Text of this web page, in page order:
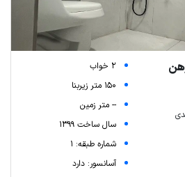
2 خواب
150 متر زیربنا
-- متر زمین
سال ساخت 1399
شماره طبقه: 1
آسانسور: دارد